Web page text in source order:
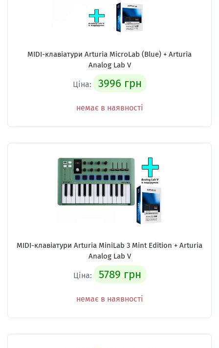
MIDI-клавіатури Arturia MicroLab (Blue) + Arturia
Analog Lab V
Ціна: 3996 грн
немає в наявності
MIDI-клавіатури Arturia MiniLab 3 Mint Edition + Arturia
Analog Lab V
Ціна: 5789 грн
немає в наявності